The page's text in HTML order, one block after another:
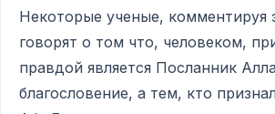
Некоторые ученые, комментируя
говорят о том что, человеком,
правдой является Посланник
благословение, а тем, кто